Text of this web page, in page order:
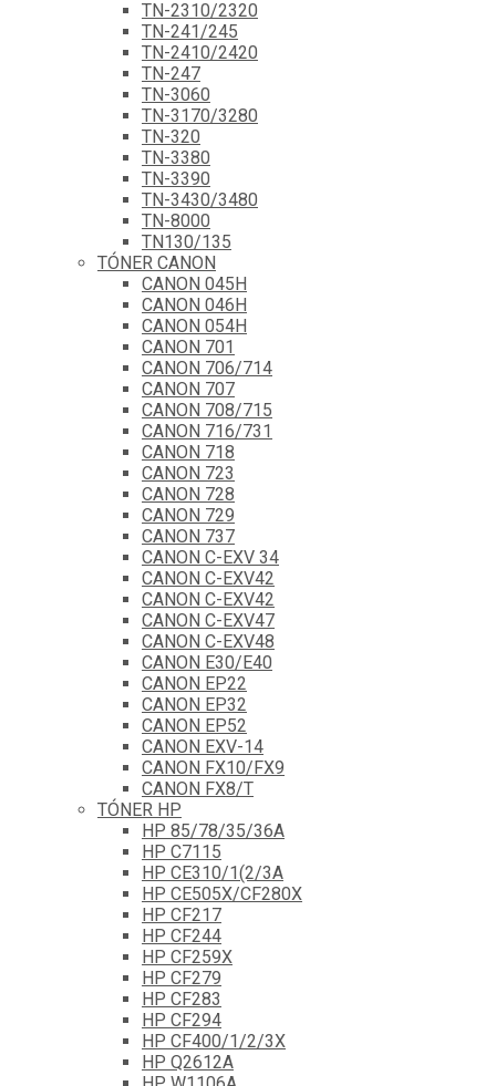
TN-2310/2320
TN-241/245
TN-2410/2420
TN-247
TN-3060
TN-3170/3280
TN-320
TN-3380
TN-3390
TN-3430/3480
TN-8000
TN130/135
TÓNER CANON
CANON 045H
CANON 046H
CANON 054H
CANON 701
CANON 706/714
CANON 707
CANON 708/715
CANON 716/731
CANON 718
CANON 723
CANON 728
CANON 729
CANON 737
CANON C-EXV 34
CANON C-EXV42
CANON C-EXV42
CANON C-EXV47
CANON C-EXV48
CANON E30/E40
CANON EP22
CANON EP32
CANON EP52
CANON EXV-14
CANON FX10/FX9
CANON FX8/T
TÓNER HP
HP 85/78/35/36A
HP C7115
HP CE310/1(2/3A
HP CE505X/CF280X
HP CF217
HP CF244
HP CF259X
HP CF279
HP CF283
HP CF294
HP CF400/1/2/3X
HP Q2612A